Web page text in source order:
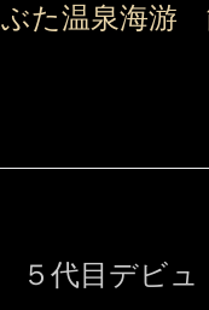
た温泉海游
代目デビュ